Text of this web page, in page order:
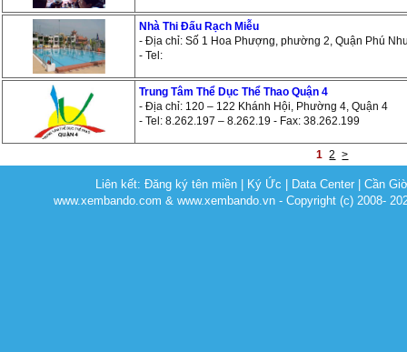
Nhà Thi Đấu Rạch Miễu
- Địa chỉ: Số 1 Hoa Phượng, phường 2, Quận Phú
- Tel:
Trung Tâm Thể Dục Thể Thao Quận 4
- Địa chỉ: 120 – 122 Khánh Hội, Phường 4, Quận 4
- Tel: 8.262.197 – 8.262.19 - Fax: 38.262.199
1 2 >
Liên kết:Đăng ký tên miền Ký Ức Data Center |Cần
www.xembando.com & www.xembando.vn - Copyright (c) 2008-